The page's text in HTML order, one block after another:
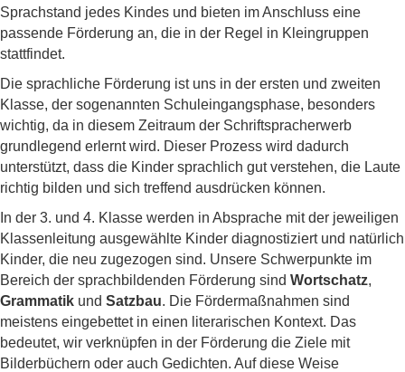
Sprachstand jedes Kindes und bieten im Anschluss eine
passende Förderung an, die in der Regel in Kleingruppen
stattfindet.
Die sprachliche Förderung ist uns in der ersten und zweiten
Klasse, der sogenannten Schuleingangsphase, besonders
wichtig, da in diesem Zeitraum der Schriftspracherwerb
grundlegend erlernt wird. Dieser Prozess wird dadurch
unterstützt, dass die Kinder sprachlich gut verstehen, die Laute
richtig bilden und sich treffend ausdrücken können.
In der 3. und 4. Klasse werden in Absprache mit der jeweiligen
Klassenleitung ausgewählte Kinder diagnostiziert und natürlich
Kinder, die neu zugezogen sind. Unsere Schwerpunkte im
Bereich der sprachbildenden Förderung sind Wortschatz,
Grammatik und Satzbau. Die Fördermaßnahmen sind
meistens eingebettet in einen literarischen Kontext. Das
bedeutet, wir verknüpfen in der Förderung die Ziele mit
Bilderbüchern oder auch Gedichten. Auf diese Weise